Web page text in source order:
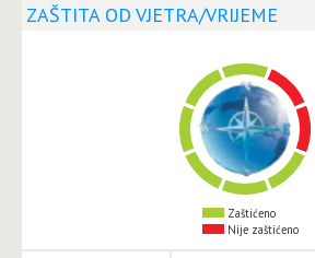
ZAŠTITA OD VJETRA/VRIJEME
Zaštićeno
Nije zaštićeno